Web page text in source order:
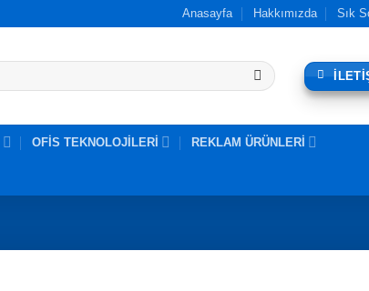
Anasayfa Hakkımızda Sık
OFİS TEKNOLOJİLERİ REKLAM ÜRÜNLERİ